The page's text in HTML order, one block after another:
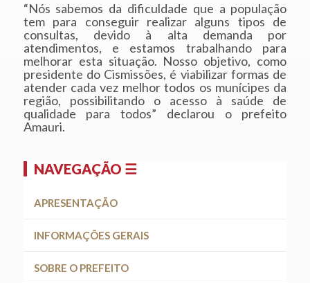
“Nós sabemos da dificuldade que a população
tem para conseguir realizar alguns tipos de
consultas, devido à alta demanda por
atendimentos, e estamos trabalhando para
melhorar esta situação. Nosso objetivo, como
presidente do Cismissões, é viabilizar formas de
atender cada vez melhor todos os munícipes da
região, possibilitando o acesso à saúde de
qualidade para todos” declarou o prefeito
Amauri.
NAVEGAÇÃO ☰
APRESENTAÇÃO
INFORMAÇÕES GERAIS
SOBRE O PREFEITO